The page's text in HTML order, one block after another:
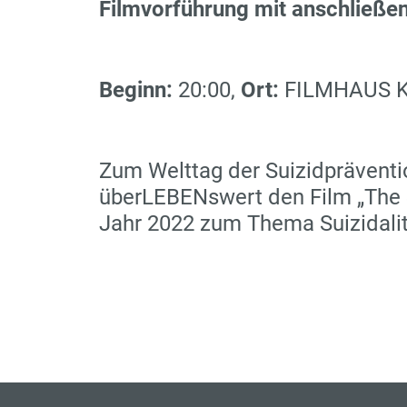
Filmvorführung mit
Beginn: 20:00, Ort: FILMHAUS
Zum Welttag der
überLEBENswert den Film
Jahr 2022 zum Thema